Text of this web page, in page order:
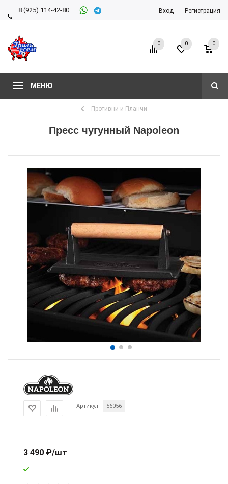
8 (925) 114-42-80
Вход Регистрация
МЕНЮ
0 0
0
Противни и Планчи
Пресс чугунный Napoleon
Артикул 56056
3 490 ₽/шт